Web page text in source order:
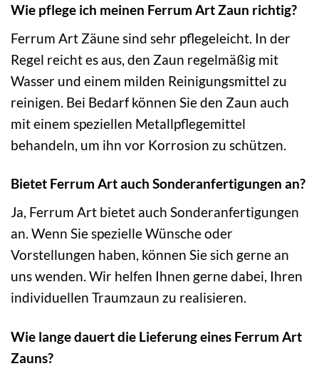
Wie pflege ich meinen Ferrum Art Zaun richtig?
Ferrum Art Zäune sind sehr pflegeleicht. In der
Regel reicht es aus, den Zaun regelmäßig mit
Wasser und einem milden Reinigungsmittel zu
reinigen. Bei Bedarf können Sie den Zaun auch
mit einem speziellen Metallpflegemittel
behandeln, um ihn vor Korrosion zu schützen.
Bietet Ferrum Art auch Sonderanfertigungen an?
Ja, Ferrum Art bietet auch Sonderanfertigungen
an. Wenn Sie spezielle Wünsche oder
Vorstellungen haben, können Sie sich gerne an
uns wenden. Wir helfen Ihnen gerne dabei, Ihren
individuellen Traumzaun zu realisieren.
Wie lange dauert die Lieferung eines Ferrum Art
Zauns?